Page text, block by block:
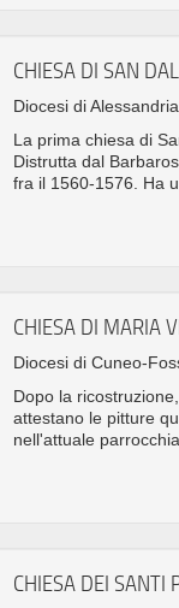
CHIESA DI SAN
Diocesi di Alessandria
La prima chiesa di
Distrutta dal
fra il 1560-1576. Ha
CHIESA DI MARIA
Diocesi di Cuneo-
Dopo la
attestano le pitture
nell'attuale
CHIESA DEI SANTI